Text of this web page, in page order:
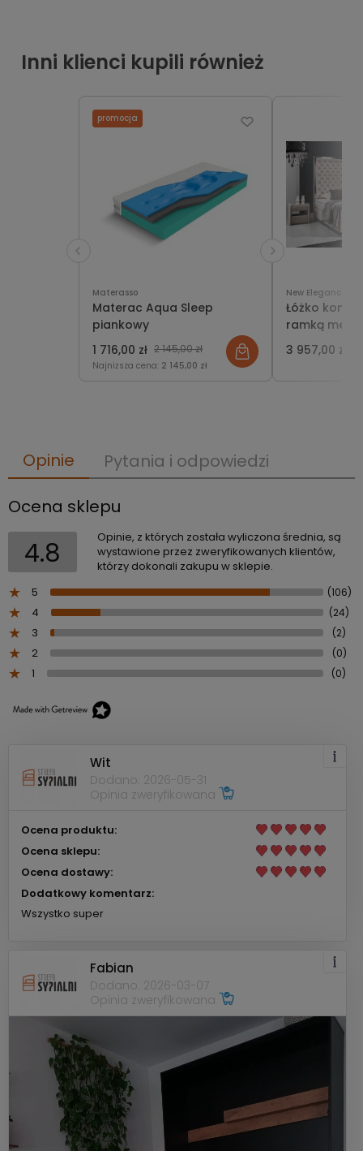
Inni klienci kupili również
Materasso
Materac Aqua Sleep
piankowy
1 716,00 zł 2 145,00 zł
Najniższa cena: 2 145,00 zł
promocja
New Elegance
Łóżko
ramką
Elegance
3 957,00 zł
Opinie
Pytania i odpowiedzi
Ocena sklepu
4.8
Opinie, z których została wyliczona średnia, są
wystawione przez zweryfikowanych klientów,
którzy dokonali zakupu w sklepie.
5
(106)
4 (24)
3 (2)
2 (0)
1 (0)
Wit
Dodano: 2026-05-31
Opinia zweryfikowana
Ocena produktu:
Ocena sklepu:
Ocena dostawy:
Dodatkowy komentarz:
Wszystko super
Fabian
Dodano: 2026-03-07
Opinia zweryfikowana